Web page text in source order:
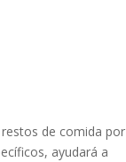
de comida por
ayudará a